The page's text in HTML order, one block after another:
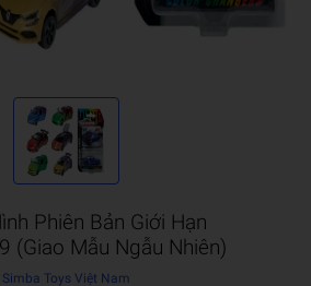
Phiên Bản Giới Hạn
(Giao Mẫu Ngẫu Nhiên)
Toys Việt Nam